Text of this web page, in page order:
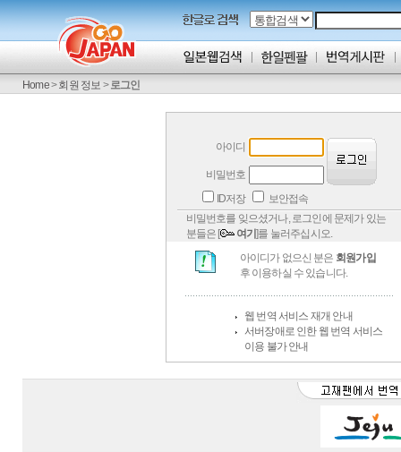
Home>회원 정보 >로그인
아이디
비밀번호
ID저장
보안접속
비밀번호를 잊으셨거나, 로그인에 문제가 있는
분들은 [
여기]를 눌러주십시오.
아이디가 없으신 분은 회원가입
후 이용하실 수 있습니다.
웹 번역 서비스 재개 안내
서버장애로 인한 웹 번역 서비스
이용 불가 안내